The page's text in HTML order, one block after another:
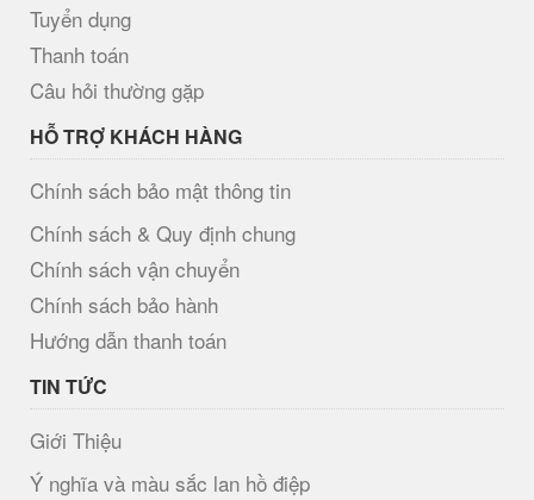
Tuyển dụng
Thanh toán
Câu hỏi thường gặp
HỖ TRỢ KHÁCH HÀNG
Chính sách bảo mật thông tin
Chính sách & Quy định chung
Chính sách vận chuyển
Chính sách bảo hành
Hướng dẫn thanh toán
TIN TỨC
Giới Thiệu
Ý nghĩa và màu sắc lan hồ điệp